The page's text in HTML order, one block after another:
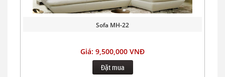
Sofa MH-22
Giá: 9,500,000 VNĐ
Đặt mua